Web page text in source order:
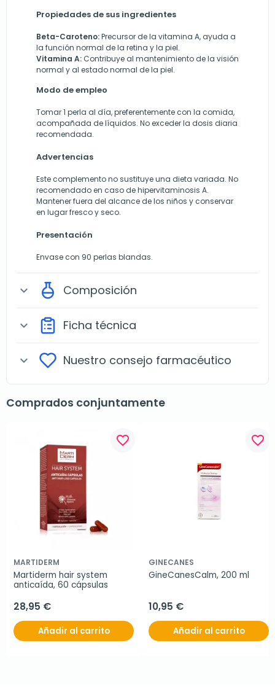
Propiedades de sus ingredientes
Beta-Caroteno:Precursor de la vitamina A, ayuda a
la función normal de la retina y la piel.
Vitamina A: Contribuye al mantenimiento de la visión
normal y al estado normal de la piel.
Modo de empleo
Tomar 1 perla al día, preferentemente con la comida,
acompañada de líquidos. No exceder la dosis diaria
recomendada.
Advertencias
Este complemento no sustituye una dieta variada. No
recomendado en caso de hipervitaminosis A.
Mantener fuera del alcance de los niños y conservar
en lugar fresco y seco.
Presentación
Envase con 90 perlas blandas.
expand_more Composición
expand_more Ficha técnica
expand_more Nuestro consejo farmacéutico
Comprados conjuntamente
favorite_border
MARTIDERM
Martiderm hair system
anticaída, 60 cápsulas
28,95 €
Añadir al carrito
favorite_border
GINECANES
GineCanesCalm, 200 ml
10,95 €
Añadir al carrito